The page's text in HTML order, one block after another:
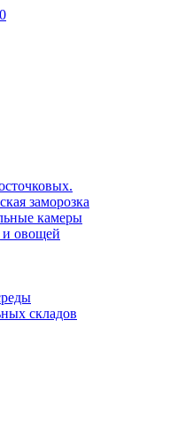
заморозка
камеры
и овощей
складов